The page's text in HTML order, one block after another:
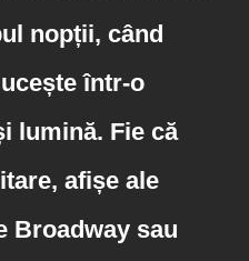
nopții, când
într-o
lumină. Fie că
afișe ale
Broadway sau